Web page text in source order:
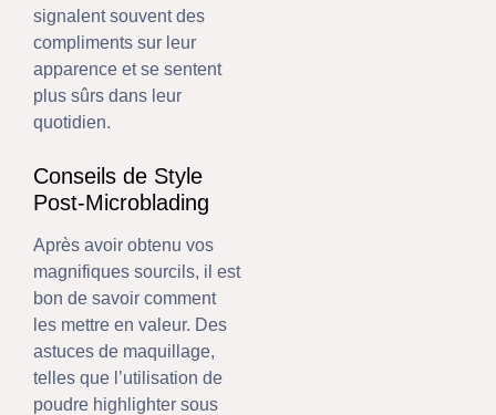
signalent souvent des
compliments sur leur
apparence et se sentent
plus sûrs dans leur
quotidien.
Conseils de Style
Post-Microblading
Après avoir obtenu vos
magnifiques sourcils, il est
bon de savoir comment
les mettre en valeur. Des
astuces de maquillage,
telles que l’utilisation de
poudre highlighter sous